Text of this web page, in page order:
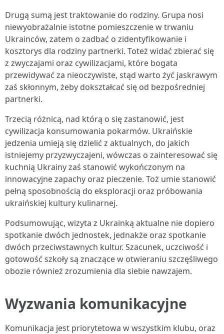
Drugą sumą jest traktowanie do rodziny. Grupa nosi
niewyobrażalnie istotne pomieszczenie w trwaniu
Ukrainców, zatem o zadbać o zidentyfikowanie i
kosztorys dla rodziny partnerki. Toteż widać zbierać się
z zwyczajami oraz cywilizacjami, które bogata
przewidywać za nieoczywiste, stąd warto żyć jaskrawym
zaś skłonnym, żeby dokształcać się od bezpośredniej
partnerki.
Trzecią różnicą, nad którą o się zastanowić, jest
cywilizacja konsumowania pokarmów. Ukraińskie
jedzenia umieją się dzielić z aktualnych, do jakich
istniejemy przyzwyczajeni, wówczas o zainteresować się
kuchnią Ukrainy zaś stanowić wykończonym na
innowacyjne zapachy oraz pieczenie. Toż umie stanowić
pełną sposobnością do eksploracji oraz próbowania
ukraińskiej kultury kulinarnej.
Podsumowując, wizyta z Ukrainką aktualne nie dopiero
spotkanie dwóch jednostek, jednakże oraz spotkanie
dwóch przeciwstawnych kultur. Szacunek, uczciwość i
gotowość szkoły są znaczące w otwieraniu szczęśliwego
obozie również zrozumienia dla siebie nawzajem.
Wyzwania komunikacyjne
Komunikacja jest priorytetowa w wszystkim klubu, oraz